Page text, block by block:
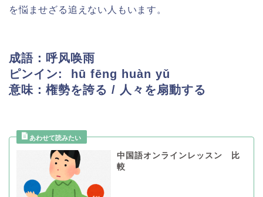
を悩ませざる追えない人もいます。
成語：呼风唤雨
ピンイン: hū fēng huàn yǔ
意味：権勢を誇る / 人々を扇動する
中国語オンラインレッスン 比
較